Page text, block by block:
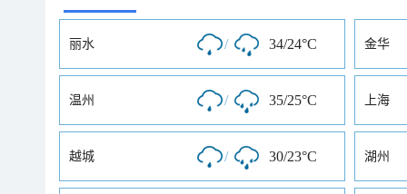
丽水 / 34/24°C 金华
温州 / 35/25°C 上海
越城 / 30/23°C 湖州